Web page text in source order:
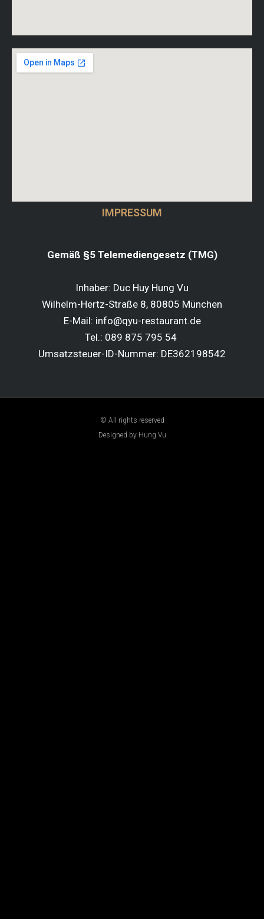
IMPRESSUM
Gemäß §5 Telemediengesetz (TMG)
Inhaber: Duc Huy Hung Vu
Wilhelm-Hertz-Straße 8, 80805 München
E-Mail: info@qyu-restaurant.de
Tel.: 089 875 795 54
Umsatzsteuer-ID-Nummer: DE362198542
© All rights reserved
Designed by Hung Vu